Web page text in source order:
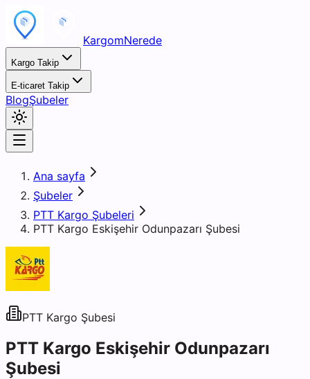
KargomNerede
Kargo Takip
E-ticaret Takip
BlogŞubeler
Ana sayfa
Şubeler
PTT Kargo Şubeleri
PTT Kargo Eskişehir Odunpazarı Şubesi
PTT Kargo Şubesi
PTT Kargo Eskişehir Odunpazarı
Şubesi